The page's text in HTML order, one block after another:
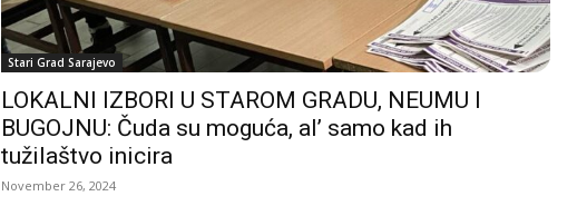
Stari Grad Sarajevo
LOKALNI IZBORI U STAROM GRADU, NEUMU I
BUGOJNU: Čuda su moguća, al’ samo kad ih
tužilaštvo inicira
November 26, 2024